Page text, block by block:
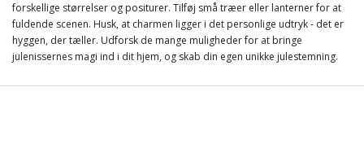
forskellige størrelser og positurer. Tilføj små træer eller lanterner for at
fuldende scenen. Husk, at charmen ligger i det personlige udtryk - det er
hyggen, der tæller. Udforsk de mange muligheder for at bringe
julenissernes magi ind i dit hjem, og skab din egen unikke julestemning.